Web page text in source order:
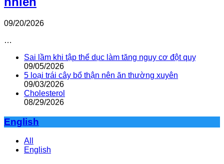
09/20/2026
…
Sai lầm khi tập thể dục làm tăng nguy cơ đột quỵ
09/05/2026
5 loại trái cây bổ thận nên ăn thường xuyên
09/03/2026
Cholesterol
08/29/2026
English
All
English